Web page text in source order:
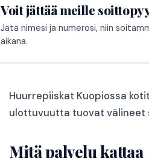
Voit jättää meille
Jätä nimesi ja numerosi, niin
aikana.
Huurrepiiskat Kuopiossa
ulottuvuutta tuovat välineet
Mitä palvelu kattaa